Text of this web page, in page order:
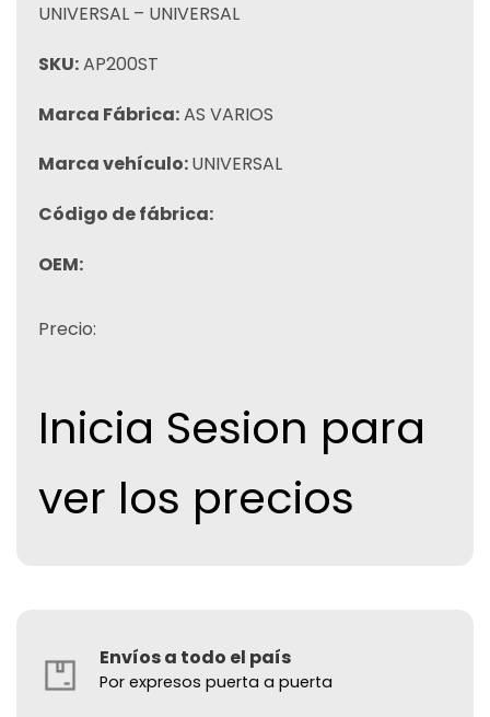
UNIVERSAL – UNIVERSAL
SKU:AP200ST
Marca Fábrica:AS VARIOS
Marca vehículo:UNIVERSAL
Código de fábrica:
OEM:
Precio:
Inicia Sesion para
ver los precios
Envíos a todo el país
Por expresos puerta a puerta